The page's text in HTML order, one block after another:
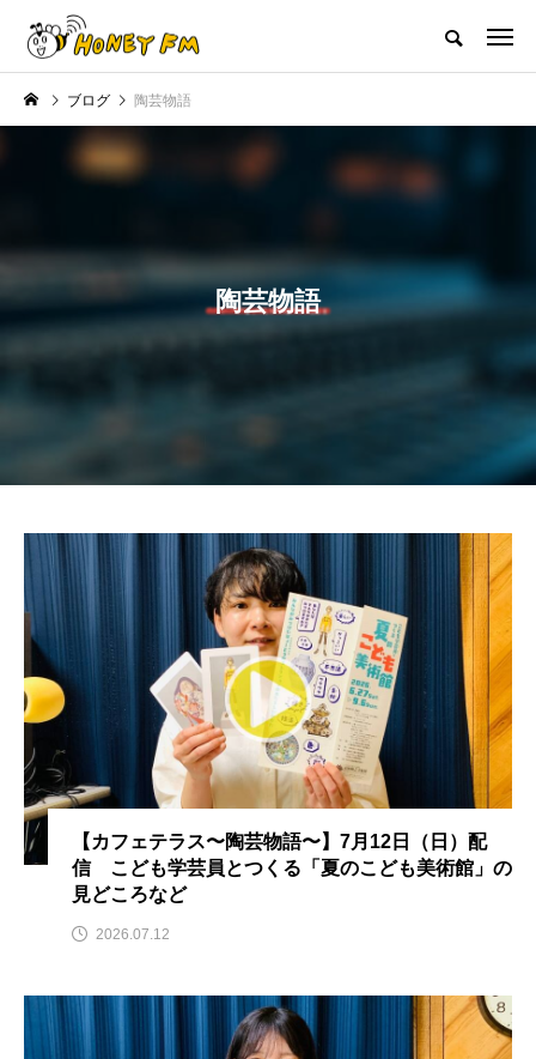
ハニーエフエム｜地域・人にフォーカスし発信するウェブラジオ局
HOME ハニーFMの紹介
JAZZ BAR COZY
ス リバーサイド4部作を特集し
ました！
2024.03.07
MY SWEET GARDEN
意識しています 三田グリーン
ットの山本さん
TAG LIST
10周年記念 12月号
1975年のケルン・コンサート 1学期 1年生
2024年度 2025年 2025年度 2026
2026年 2026年度
BAD GENIUS BL出版
ブログ 陶芸物語
陶芸物語
【カフェテラス〜陶芸物語〜】7月12日（日）配
信 こども学芸員とつくる「夏のこども美術館」の
見どころなど
2026.07.12